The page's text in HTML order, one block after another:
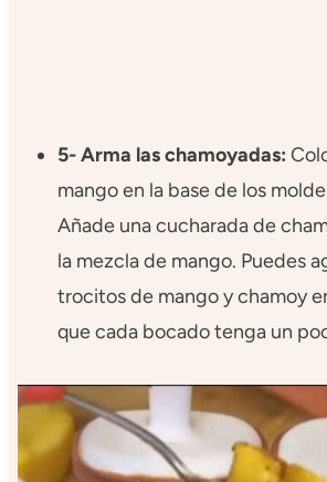
5- Arma las chamoyadas:
mango en la base de los
Añade una cucharada de
la mezcla de mango. Puedes
trocitos de mango y chamoy
que cada bocado tenga un